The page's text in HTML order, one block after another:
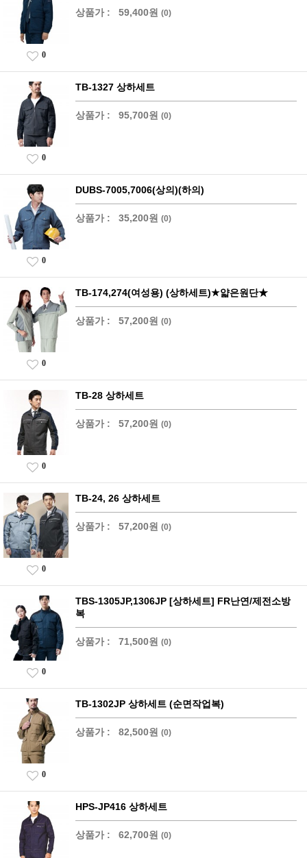
상품가 : 59,400원 (0)
0
TB-1327 상하세트
상품가 : 95,700원 (0)
0
DUBS-7005,7006(상의)(하의)
상품가 : 35,200원 (0)
0
TB-174,274(여성용) (상하세트)★얇은원단★
상품가 : 57,200원 (0)
0
TB-28 상하세트
상품가 : 57,200원 (0)
0
TB-24, 26 상하세트
상품가 : 57,200원 (0)
0
TBS-1305JP,1306JP [상하세트] FR난연/제전소방
복
상품가 : 71,500원 (0)
0
TB-1302JP 상하세트 (순면작업복)
상품가 : 82,500원 (0)
0
HPS-JP416 상하세트
상품가 : 62,700원 (0)